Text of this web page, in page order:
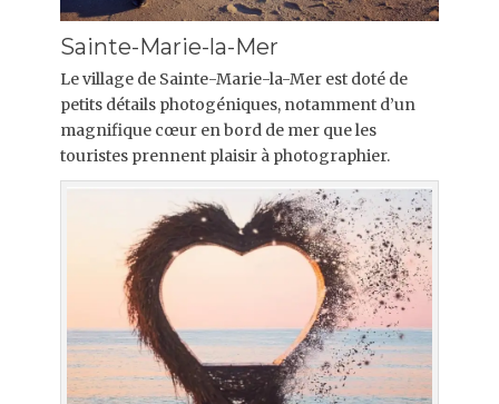
Sainte-Marie-la-Mer
Le village de Sainte-Marie-la-Mer est doté de
petits détails photogéniques, notamment d’un
magnifique cœur en bord de mer que les
touristes prennent plaisir à photographier.